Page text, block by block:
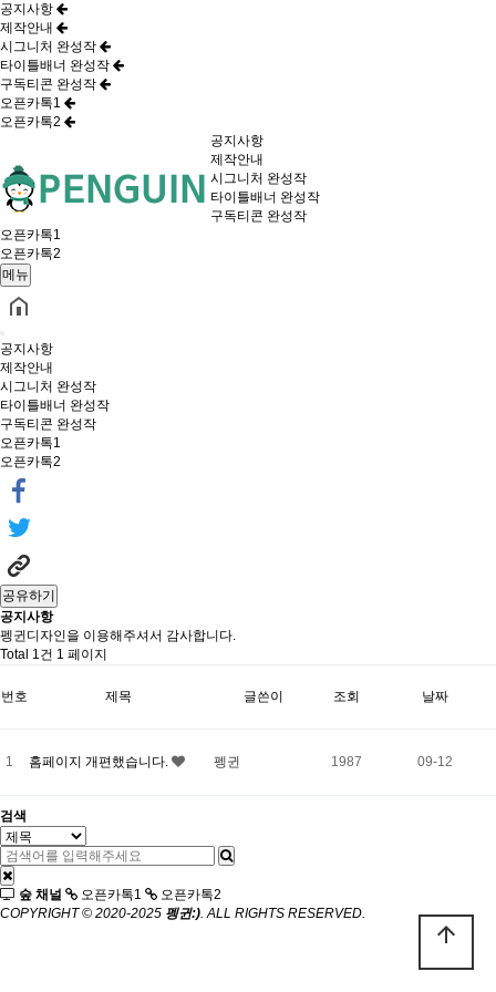
공지사항
제작안내
시그니처 완성작
타이틀배너 완성작
구독티콘 완성작
오픈카톡1
오픈카톡2
공지사항
제작안내
시그니처 완성작
타이틀배너 완성작
구독티콘 완성작
오픈카톡1
오픈카톡2
메뉴
공지사항
제작안내
시그니처 완성작
타이틀배너 완성작
구독티콘 완성작
오픈카톡1
오픈카톡2
공유하기
공지사항
펭귄디자인을 이용해주셔서 감사합니다.
Total 1건 1 페이지
번호 제목 글쓴이 조회 날짜
1 홈페이지 개편했습니다. 펭귄 1987 09-12
검색
숲 채널 오픈카톡1
오픈카톡2
COPYRIGHT © 2020-2025 펭귄:). ALL RIGHTS RESERVED.
arrow_upward